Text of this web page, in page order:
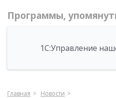
Программы,
1С:Управление
Главная
Новости